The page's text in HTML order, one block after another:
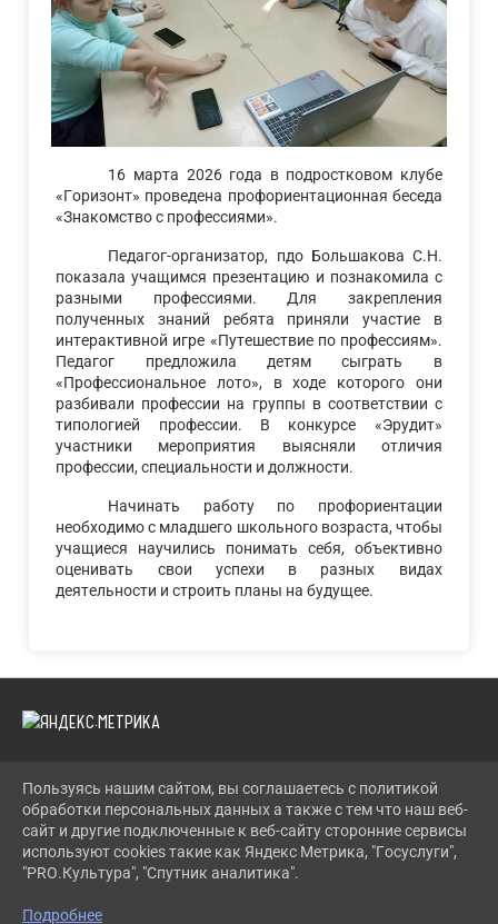
16 марта 2026 года в подростковом клубе
«Горизонт» проведена профориентационная беседа
«Знакомство с профессиями».
Педагог-организатор, пдо Большакова С.Н.
показала учащимся презентацию и познакомила с
разными профессиями. Для закрепления
полученных знаний ребята приняли участие в
интерактивной игре «Путешествие по профессиям».
Педагог предложила детям сыграть в
«Профессиональное лото», в ходе которого они
разбивали профессии на группы в соответствии с
типологией профессии. В конкурсе «Эрудит»
участники мероприятия выясняли отличия
профессии, специальности и должности.
Начинать работу по профориентации
необходимо с младшего школьного возраста, чтобы
учащиеся научились понимать себя, объективно
оценивать свои успехи в разных видах
деятельности и строить планы на будущее.
2026 Г. LENCDT.RU
ВХОД
КАРТА САЙТА
ПОЛИТИКА ОБРАБОТКИ ПЕРСОНАЛЬНЫХ ДАННЫХ
СДЕЛАНО НА KUBCMS
Пользуясь нашим сайтом, вы соглашаетесь с политикой
обработки персональных данных а также с тем что наш веб-
сайт и другие подключенные к веб-сайту сторонние сервисы
используют cookies такие как Яндекс Метрика, "Госуслуги",
"PRO.Культура", "Спутник аналитика".
Подробнее